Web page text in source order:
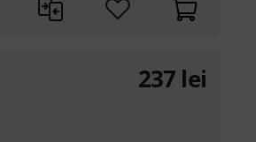
237 lei